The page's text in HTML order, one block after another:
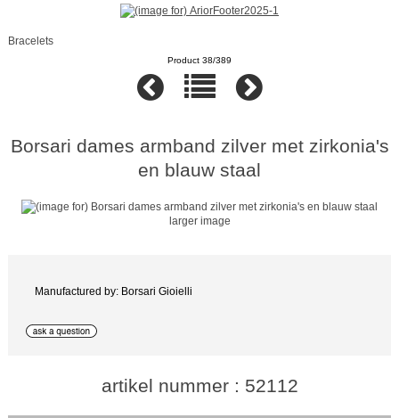
Bracelets
Product 38/389
Borsari dames armband zilver met zirkonia's
en blauw staal
larger image
Manufactured by: Borsari Gioielli
artikel nummer : 52112